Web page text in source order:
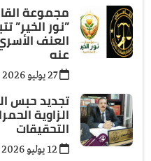
مجموعة
”نور الخير”
العنف
عنه
27 يوليو 2026
تجديد حبس
التحقيقات